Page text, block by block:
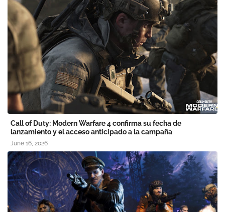
Call of Duty: Modern Warfare 4 confirma su fecha de
lanzamiento y el acceso anticipado a la campaña
June 16, 2026